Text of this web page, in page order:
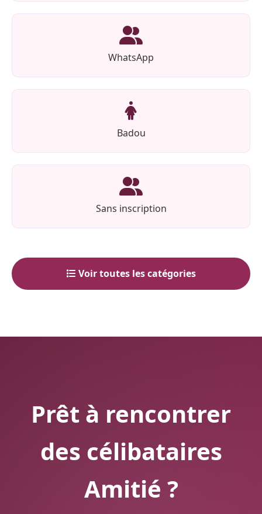
WhatsApp
Badou
Sans inscription
Voir toutes les catégories
Prêt à rencontrer
des célibataires
Amitié ?